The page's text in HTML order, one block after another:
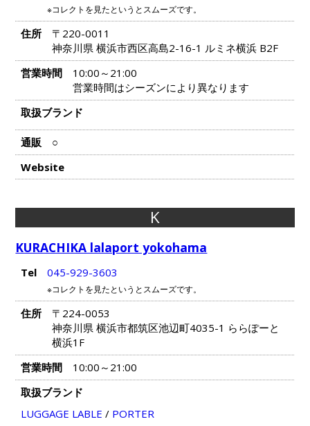
※コレクトを見たというとスムーズです。
住所
〒220-0011
神奈川県 横浜市西区高島2-16-1 ルミネ横浜 B2F
営業時間
10:00～21:00
営業時間はシーズンにより異なります
取扱ブランド
通販
○
Website
K
KURACHIKA lalaport yokohama
Tel 045-929-3603
※コレクトを見たというとスムーズです。
住所
〒224-0053
神奈川県 横浜市都筑区池辺町4035-1 ららぽーと
横浜1F
営業時間
10:00～21:00
取扱ブランド
LUGGAGE LABLE / PORTER